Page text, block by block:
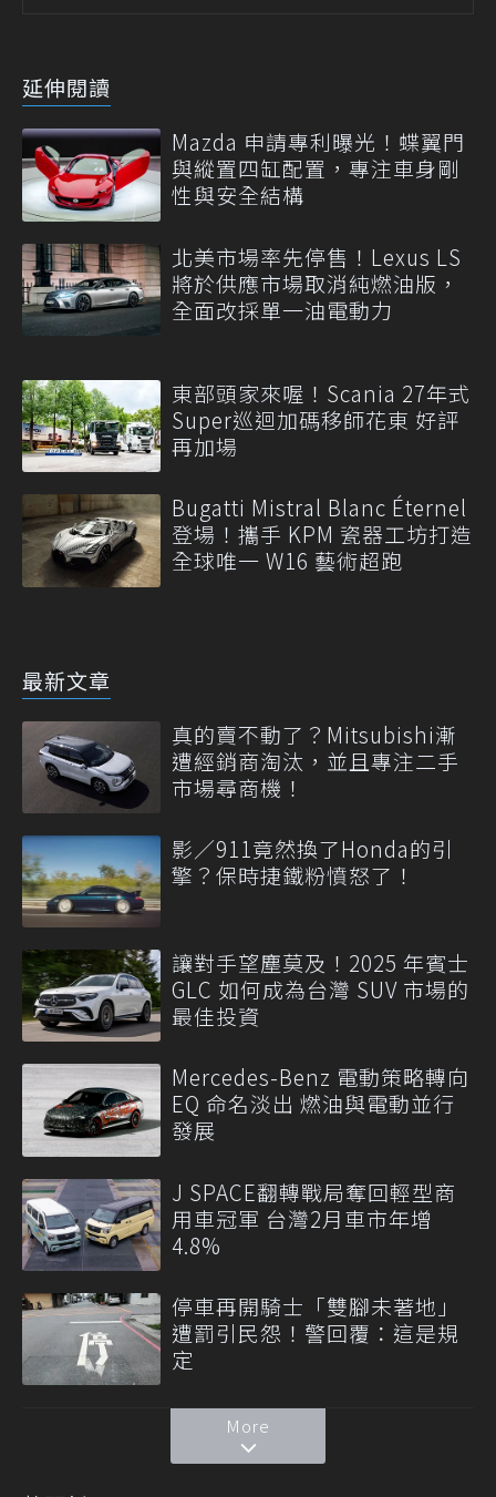
延伸閱讀
Mazda 申請專利曝光！蝶翼門
與縱置四缸配置，專注車身剛
性與安全結構
北美市場率先停售！Lexus LS
將於供應市場取消純燃油版，
全面改採單一油電動力
東部頭家來喔！Scania 27年式
Super巡迴加碼移師花東 好評
再加場
Bugatti Mistral Blanc Éternel
登場！攜手 KPM 瓷器工坊打造
全球唯一 W16 藝術超跑
最新文章
真的賣不動了？Mitsubishi漸
遭經銷商淘汰，並且專注二手
市場尋商機！
影／911竟然換了Honda的引
擎？保時捷鐵粉憤怒了！
讓對手望塵莫及！2025 年賓士
GLC 如何成為台灣 SUV 市場的
最佳投資
Mercedes-Benz 電動策略轉向
EQ 命名淡出 燃油與電動並行
發展
J SPACE翻轉戰局奪回輕型商
用車冠軍 台灣2月車市年增
4.8%
停車再開騎士「雙腳未著地」
遭罰引民怨！警回覆：這是規
定
More